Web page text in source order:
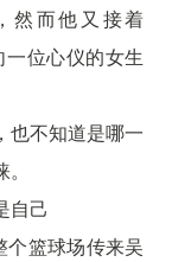
然而他又接着
位心仪的女生
也不知道是哪一
自己
个篮球场传来吴